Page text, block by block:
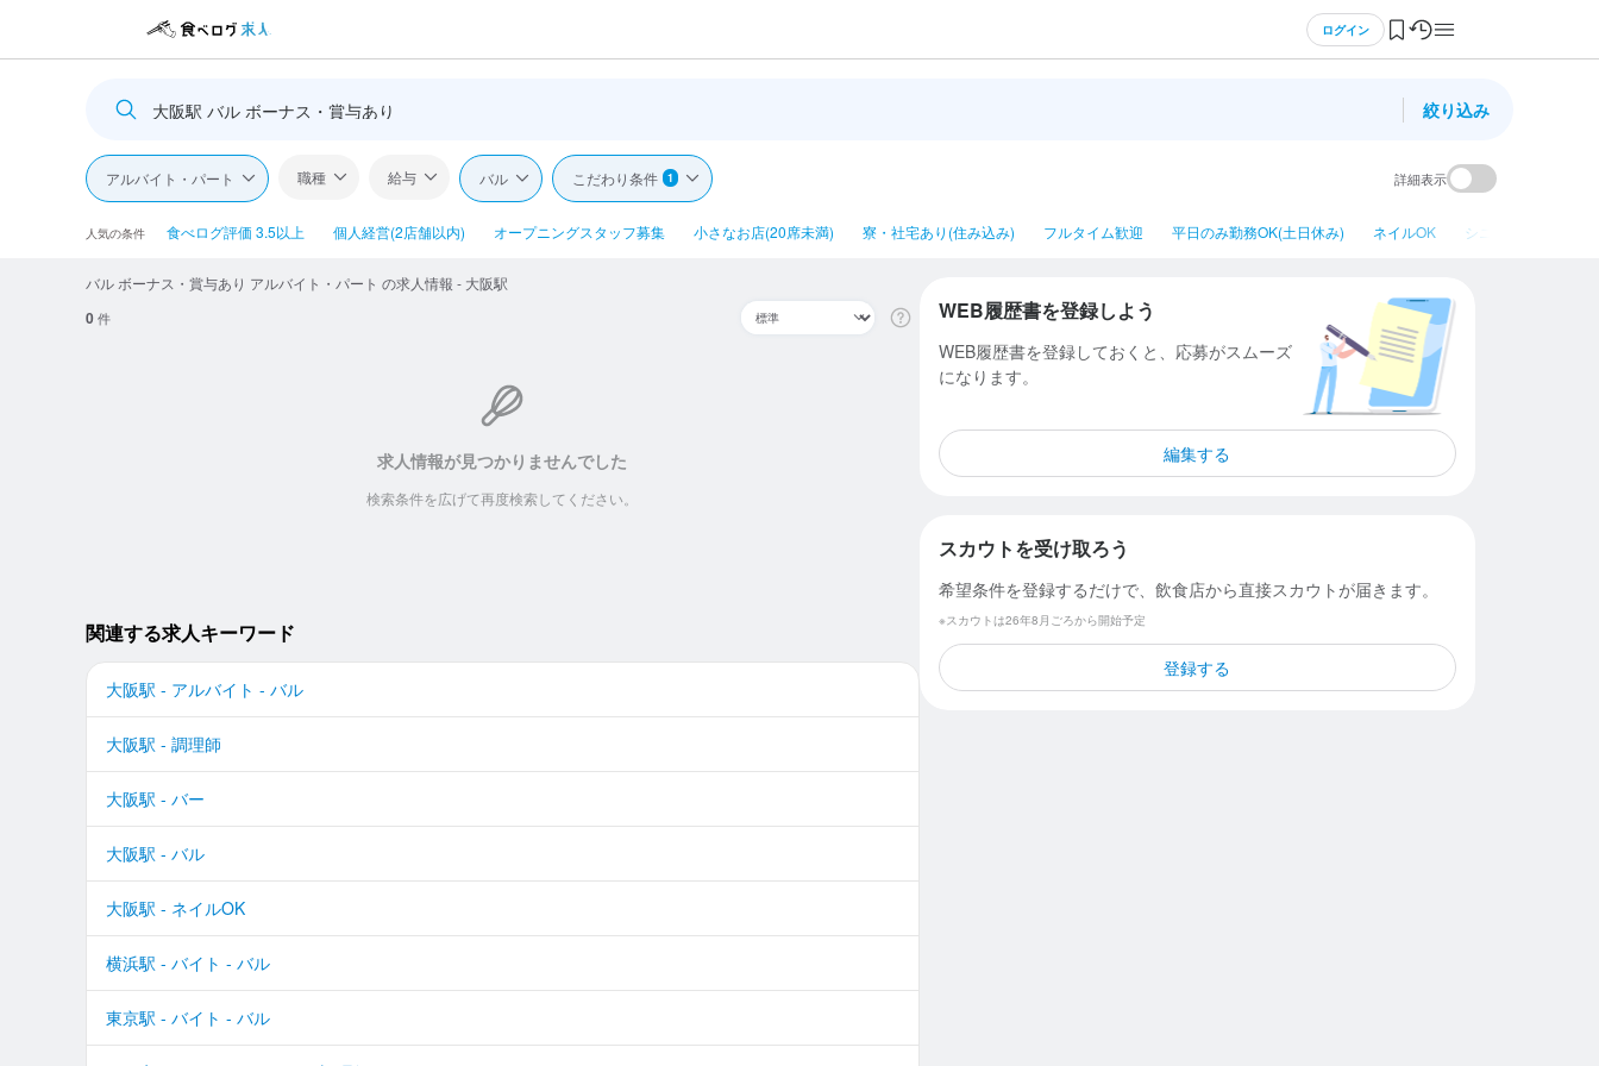
ログイン
大阪駅 バル ボーナス・賞与あり 絞り込み
アルバイト・パート 職種 給与 バル こだわり条件 1 詳細表示
人気の条件 食べログ評価 3.5以上 個人経営(2店舗以内) オープニングスタッフ募集 小さなお店(20席未満) 寮・社宅あり(住み込み) フルタイム歓迎 平日のみ勤務OK(土日休み) ネイルOK シニア・ミドル活躍
バル ボーナス・賞与あり アルバイト・パート の求人情報 - 大阪駅
0件
求人情報が見つかりませんでした
検索条件を広げて再度検索してください。
関連する求人キーワード
大阪駅 - アルバイト - バル
大阪駅 - 調理師
大阪駅 - バー
大阪駅 - バル
大阪駅 - ネイルOK
横浜駅 - バイト - バル
東京駅 - バイト - バル
WEB履歴書を登録しよう
WEB履歴書を登録しておくと、応募がスムーズ
になります。
編集する
スカウトを受け取ろう
希望条件を登録するだけで、飲食店から直接スカウトが届きます。
※スカウトは26年8月ごろから開始予定
登録する